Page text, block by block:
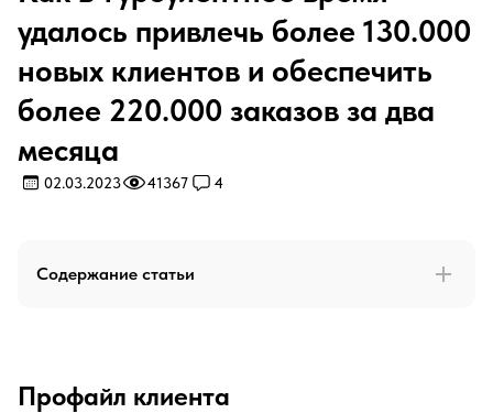
удалось привлечь более 130.000
новых клиентов и обеспечить
более 220.000 заказов за два
месяца
02.03.2023 41367 4
Содержание статьи
Профайл клиента